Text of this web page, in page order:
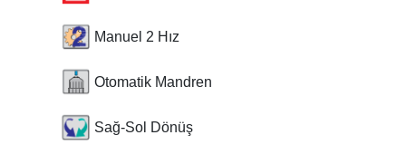
Manuel 2 Hız
Otomatik Mandren
Sağ-Sol Dönüş